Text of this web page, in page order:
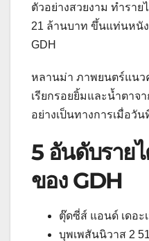
ตัวอย่างสวยงาม ทำราย
21 ล้านบาท ขึ้นแท่นหนั
GDH
หลานม่า ภาพยนตร์แน
เรียกรอยยิ้มและน้ำตาจ
อย่างเป็นทางการเมื่อวั
5 อันดับราย
ของ GDH
ตุ๊ดซี่ส์ แอนด์ เดอะ
บุพเพสันนิวาส 2